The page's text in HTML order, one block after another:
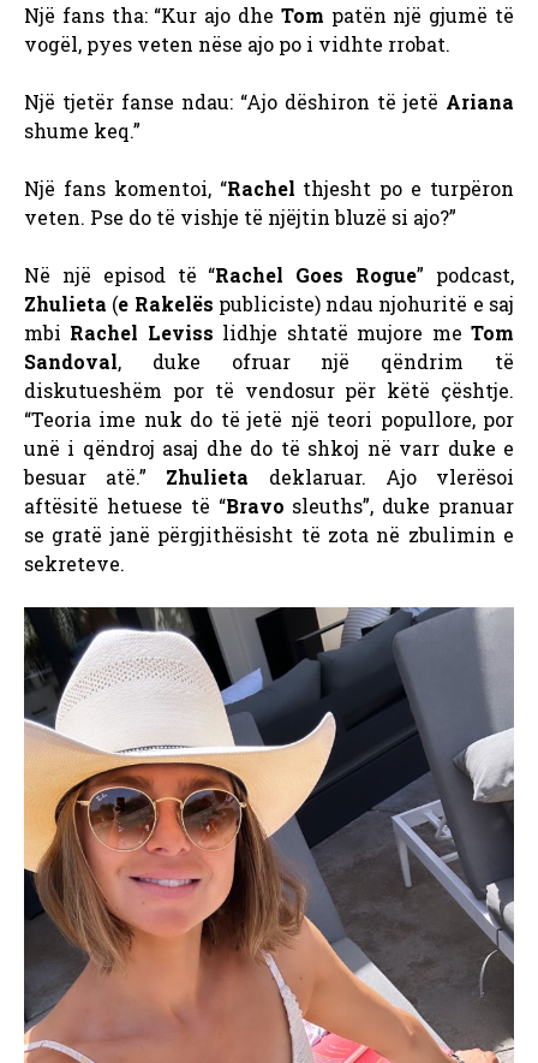
Një fans tha: “Kur ajo dhe Tom patën një gjumë të
vogël, pyes veten nëse ajo po i vidhte rrobat.
Një tjetër fanse ndau: “Ajo dëshiron të jetë Ariana
shume keq.”
Një fans komentoi, “Rachel thjesht po e turpëron
veten. Pse do të vishje të njëjtin bluzë si ajo?”
Në një episod të “Rachel Goes Rogue” podcast,
Zhulieta (e Rakelës publiciste) ndau njohuritë e saj
mbi Rachel Leviss lidhje shtatë mujore meTom
Sandoval, duke ofruar një qëndrim të
diskutueshëm por të vendosur për këtë çështje.
“Teoria ime nuk do të jetë një teori popullore, por
unë i qëndroj asaj dhe do të shkoj në varr duke e
besuar atë.” Zhulieta deklaruar. Ajo vlerësoi
aftësitë hetuese të “Bravo sleuths”, duke pranuar
se gratë janë përgjithësisht të zota në zbulimin e
sekreteve.